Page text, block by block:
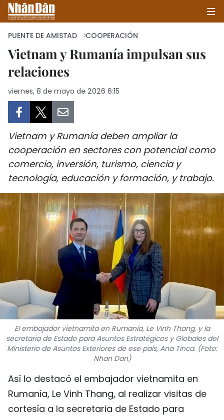
POLÍTICA
SOCIEDAD
SALUD - MEDIO AMBIENTE
INTERNACIONAL
DEPORTES
VIAJES
PUENTE DE AMISTAD
HISTORIAS MULTIMEDIA
FOTOGRAFÍA
¿QUIÉNES SOMOS?
TIẾNG VIỆT
ENGLISH
PUENTE DE AMISTAD COOPERACIÓN
Vietnam y Rumanía impulsan sus
relaciones
viernes, 8 de mayo de 2026 6:15
Vietnam y Rumanía deben ampliar la
cooperación en sectores con potencial como
comercio, inversión, turismo, ciencia y
tecnología, educación y formación, y trabajo.
El embajador vietnamita en Rumanía, Le Vinh Thang, y la
secretaria de Estado para Asuntos Estratégicos y Globales del
Ministerio de Asuntos Exteriores de ese país, Ana Tinca. (Foto:
Nhan Dan)
Así lo destacó el embajador vietnamita en
Rumanía, Le Vinh Thang, al realizar visitas de
cortesía a la secretaria de Estado para